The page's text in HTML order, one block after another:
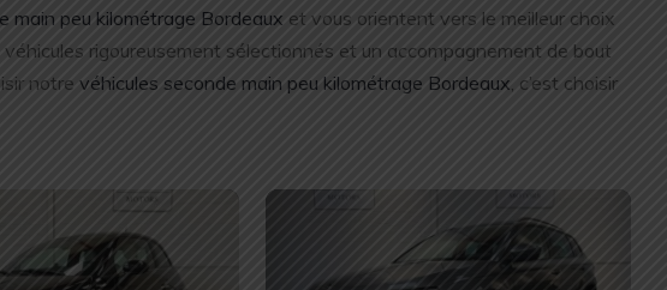
main peu kilométrage Bordeaux et vous orientent vers le meilleur choix
rigoureusement sélectionnés et un accompagnement de bout
notre véhicules seconde main peu kilométrage Bordeaux , c’est choisir